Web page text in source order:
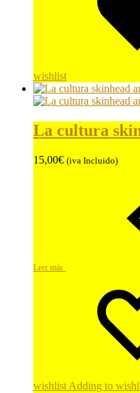
wishlist
La cultura
15,00€ (iva Incluido)
Leer más
wishlist Adding to